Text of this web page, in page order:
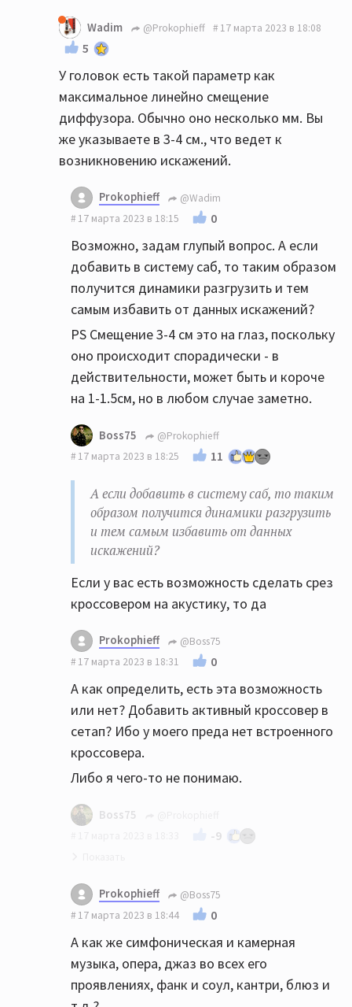
Wadim @Prokophieff 17 марта 2023 в 18:08
5
У головок есть такой параметр как
максимальное линейно смещение
диффузора. Обычно оно несколько мм. Вы
же указываете в 3-4 см., что ведет к
возникновению искажений.
Prokophieff
@Wadim
17 марта 2023 в 18:15
0
Возможно, задам глупый вопрос. А если
добавить в систему саб, то таким образом
получится динамики разгрузить и тем
самым избавить от данных искажений?
PS Смещение 3-4 см это на глаз, поскольку
оно происходит спорадически - в
действительности, может быть и короче
на 1-1.5см, но в любом случае заметно.
Boss75
@Prokophieff
17 марта 2023 в 18:25
11
А если добавить в систему саб, то таким
образом получится динамики разгрузить
и тем самым избавить от данных
искажений?
Если у вас есть возможность сделать срез
кроссовером на акустику, то да
Prokophieff
@Boss75
17 марта 2023 в 18:31
0
А как определить, есть эта возможность
или нет? Добавить активный кроссовер в
сетап? Ибо у моего преда нет встроенного
кроссовера.
Либо я чего-то не понимаю.
Boss75
-9
Ваш дорогой и высококачественный сетап
не про это
купить мощного клубного оборудования ?
И все будет 👌
Prokophieff
@Boss75
17 марта 2023 в 18:44
0
А как же симфоническая и камерная
музыка, опера, джаз во всех его
проявлениях, фанк и соул, кантри, блюз и